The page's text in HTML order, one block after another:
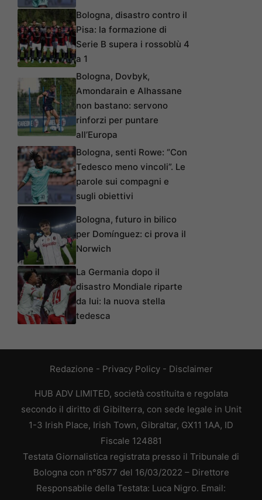
Bologna, disastro contro il
Pisa: la formazione di
Serie B supera i rossoblù 4
a 1
Bologna, Dovbyk,
Amondarain e Alhassane
non bastano: servono
rinforzi per puntare
all’Europa
Bologna, senti Rowe: “Con
Tedesco meno vincoli”. Le
parole sui compagni e
sugli obiettivi
Bologna, futuro in bilico
per Domínguez: ci prova il
Norwich
La Germania dopo il
disastro Mondiale riparte
da lui: la nuova stella
tedesca
Redazione - Privacy Policy- Disclaimer
HUB ADV LIMITED, società costituita e regolata
secondo il diritto di Gibilterra, con sede legale in Unit
1-3 Irish Place, Irish Town, Gibraltar, GX11 1AA, ID
Fiscale 124881
Testata Giornalistica registrata presso il Tribunale di
Bologna con n°8577 del 16/03/2022 – Direttore
Responsabile della Testata: Luca Nigro. Email: